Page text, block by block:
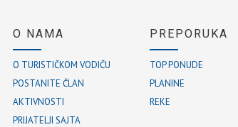
O NAMA
O TURISTIČKOM VODIČU
POSTANITE ČLAN
AKTIVNOSTI
PRIJATELJI SAJTA
PREPORUKA
TOP PONUDE
PLANINE
REKE